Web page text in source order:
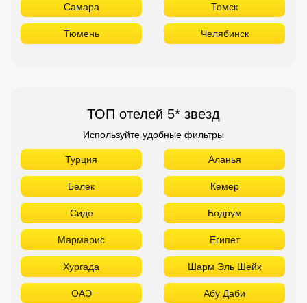
Самара Томск
Тюмень Челябинск
ТОП отелей 5* звезд
Используйте удобные фильтры
Турция Аланья
Белек Кемер
Сиде Бодрум
Мармарис Египет
Хургада Шарм Эль Шейх
ОАЭ Абу Даби